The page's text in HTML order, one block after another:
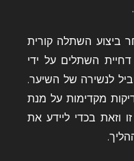
ביצוע השתלה קורית
השתלים על ידי
לנשירה של השיער.
מקדימות על מנת
וזאת בכדי ליידע את